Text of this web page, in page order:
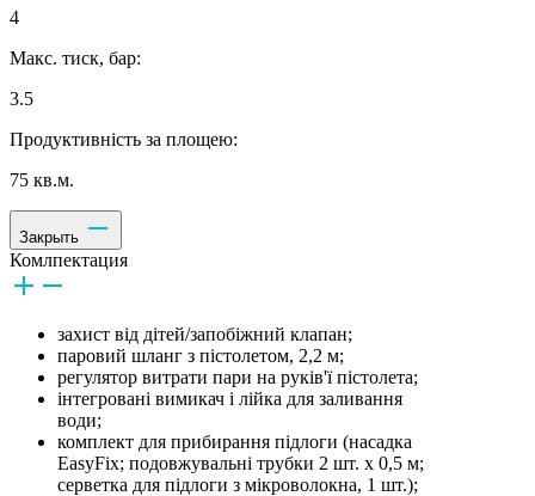
4
Макс. тиск, бар:
3.5
Продуктивність за площею:
75 кв.м.
Закрыть
Комлпектация
захист від дітей/запобіжний клапан;
паровий шланг з пістолетом, 2,2 м;
регулятор витрати пари на руків'ї пістолета;
інтегровані вимикач і лійка для заливання
води;
комплект для прибирання підлоги (насадка
EasyFix; подовжувальні трубки 2 шт. х 0,5 м;
серветка для підлоги з мікроволокна, 1 шт.);